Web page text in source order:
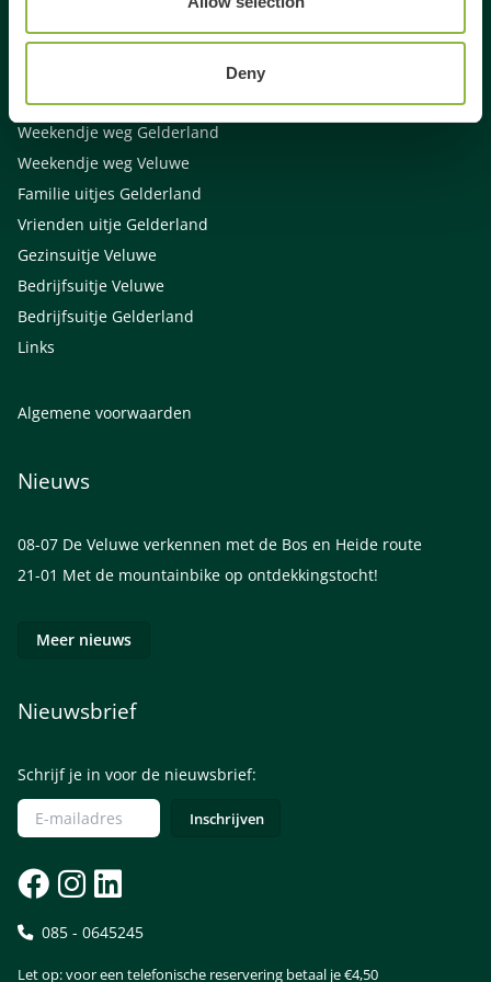
Deny
Dagje weg
Activiteiten Gelderland
Weekendje weg Gelderland
Weekendje weg Veluwe
Familie uitjes Gelderland
Vrienden uitje Gelderland
Gezinsuitje Veluwe
Bedrijfsuitje Veluwe
Bedrijfsuitje Gelderland
Links
Algemene voorwaarden
Nieuws
08-07 De Veluwe verkennen met de Bos en Heide route
21-01 Met de mountainbike op ontdekkingstocht!
Meer nieuws
Nieuwsbrief
Schrijf je in voor de nieuwsbrief:
085 - 0645245
Let op: voor een telefonische reservering betaal je €4,50